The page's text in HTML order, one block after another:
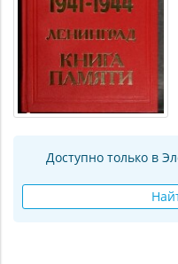
Доступно только в